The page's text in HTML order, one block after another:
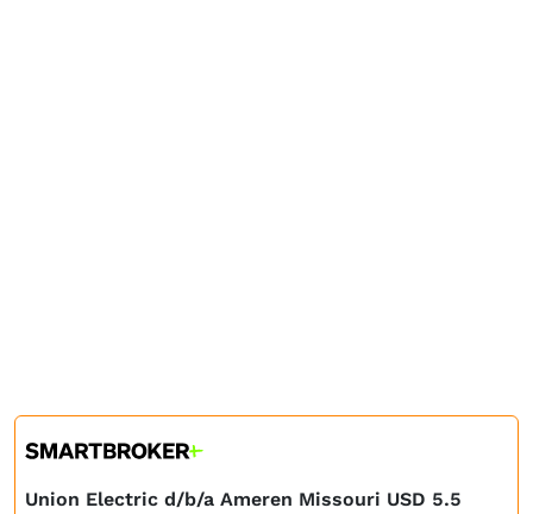
Union Electric d/b/a Ameren Missouri USD 5.5